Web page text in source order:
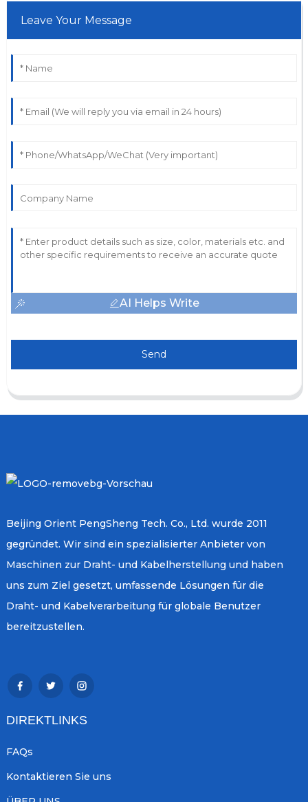
Leave Your Message
AI Helps Write
Send
Beijing Orient PengSheng Tech. Co., Ltd. wurde 2011
gegründet. Wir sind ein spezialisierter Anbieter von
Maschinen zur Draht- und Kabelherstellung und haben
uns zum Ziel gesetzt, umfassende Lösungen für die
Draht- und Kabelverarbeitung für globale Benutzer
bereitzustellen.
DIREKTLINKS
FAQs
Kontaktieren Sie uns